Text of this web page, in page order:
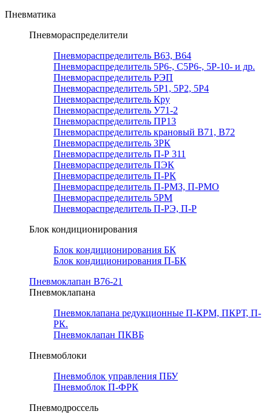
Пневматика
Пневмораспределители
Пневмораспределитель В63, В64
Пневмораспределитель 5Р6-, С5Р6-, 5Р-10- и др.
Пневмораспределитель РЭП
Пневмораспределитель 5Р1, 5Р2, 5Р4
Пневмораспределитель Кру
Пневмораспределитель У71-2
Пневмораспределитель ПР13
Пневмораспределитель крановый В71, В72
Пневмораспределитель 3РК
Пневмораспределитель П-Р 311
Пневмораспределитель ПЭК
Пневмораспределитель П-РК
Пневмораспределитель П-РМЗ, П-РМО
Пневмораспределитель 5РМ
Пневмораспределитель П-РЭ, П-Р
Блок кондиционирования
Блок кондиционирования БК
Блок кондиционирования П-БК
Пневмоклапан В76-21
Пневмоклапана
Пневмоклапана редукционные П-КРМ, ПКРТ, П-
РК.
Пневмоклапан ПКВБ
Пневмоблоки
Пневмоблок управления ПБУ
Пневмоблок П-ФРК
Пневмодроссель